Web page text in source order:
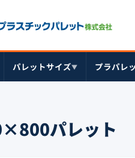
パレットサイズ▼ プラパレ
パレット